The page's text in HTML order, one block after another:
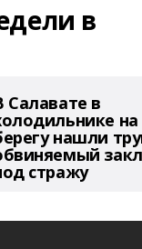
в
Салавате в
на
нашли
стражу